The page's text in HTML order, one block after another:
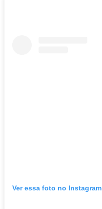
Ver essa foto no Instagram